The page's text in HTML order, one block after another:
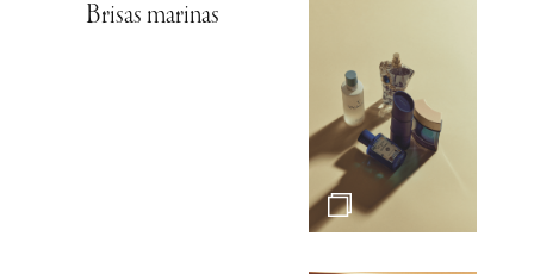
Brisas marinas